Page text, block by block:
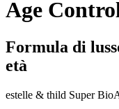
Age
Formula di
età
estelle & thild Super